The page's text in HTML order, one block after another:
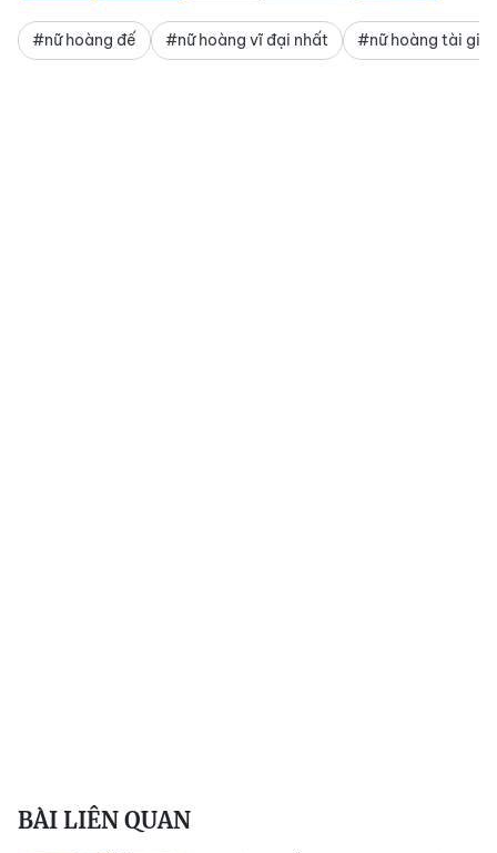
#nữ hoàng đế #nữ hoàng vĩ đại nhất #nữ hoàng tài giỏi
BÀI LIÊN QUAN